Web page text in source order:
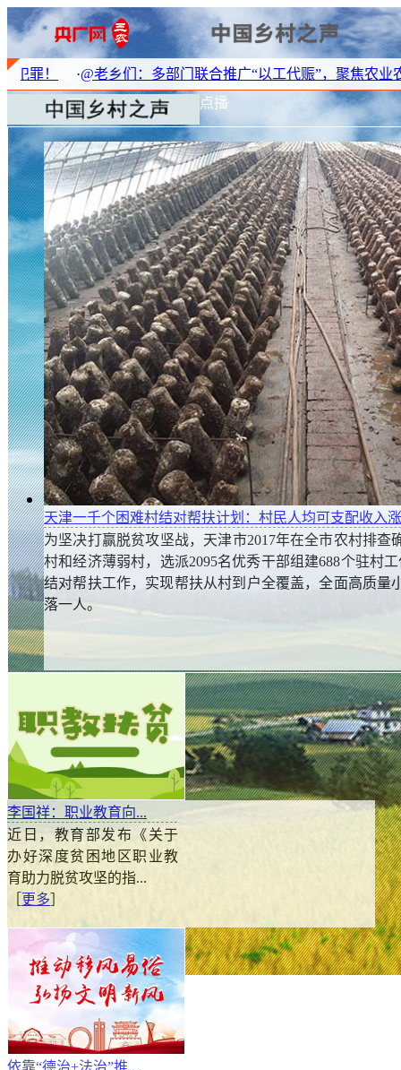
老乡们：多部门联合推广“以工代赈”，聚焦农业农村五大领域
点播
天津一千个困难村结对帮扶计划：村民人均可支配收入
为坚决打赢脱贫攻坚战，天津市2017年在全市农村排查
村和经济薄弱村，选派2095名优秀干部组建688个驻村
结对帮扶工作，实现帮扶从村到户全覆盖，全面高质量
落一人。
专家评农村人居环境整治检查：让乡村的美实实在在
李国祥：职业教育向...
近日，教育部发布《关于
办好深度贫困地区职业教
育助力脱贫攻坚的指...
［ 更多 ］
依靠“德治+法治”推...